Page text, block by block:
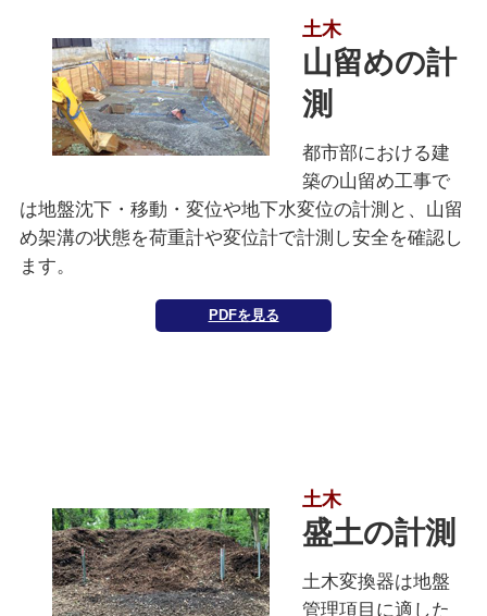
土木
山留めの計
測
都市部における建
築の山留め工事で
は地盤沈下・移動・変位や地下水変位の計測と、山留
め架溝の状態を荷重計や変位計で計測し安全を確認し
ます。
PDFを見る
土木
盛土の計測
土木変換器は地盤
管理項目に適した